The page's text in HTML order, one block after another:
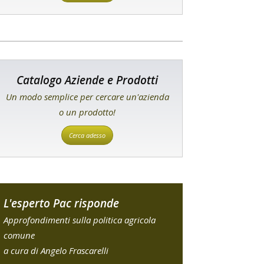
Catalogo Aziende e Prodotti
Un modo semplice per cercare un'azienda
o un prodotto!
Cerca adesso
L'esperto Pac risponde
Approfondimenti sulla politica agricola
comune
a cura di Angelo Frascarelli